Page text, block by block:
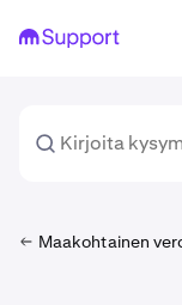
Maakohtainen